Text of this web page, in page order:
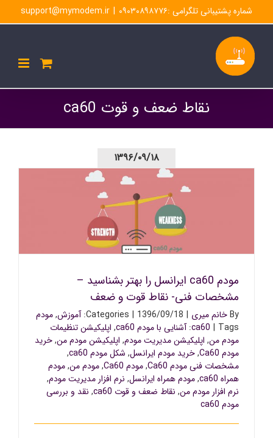
to
content
شماره پشتیبانی تلگرامی :۰۹۰۳۰۸۹۸۷۷۶ |
support@mymodem.ir
نقاط ضعف و قوت ca60
۱۳۹۶/۰۹/۱۸
مودم ca60 ایرانسل را بهتر بشناسید – مشخصات فنی- نقاط
قوت و ضعف
مودم ca60 ایرانسل را بهتر بشناسید –
مشخصات فنی- نقاط قوت و ضعف
Byخانم میری |
1396/09/18
|
Categories: آموزش,مودم
ca60 | Tags: آشنایی با مودم ca60 , اپلیکیشن تنظیمات
مودم من, اپلیکیشن مدیریت مودم, اپلیکیشن مودم من,خرید
مودم Ca60
,خرید مودم ایرانسل, شکل مودم ca60
,
مشخصات فنی مودم Ca60
,مودم Ca60 ,مودم من,مودم
همراه ca60
,مودم همراه ایرانسل, نرم افزار مدیریت مودم,
نرم افزار مودم من, نقاط ضعف و قوت ca60 , نقد و بررسی
مودم ca60